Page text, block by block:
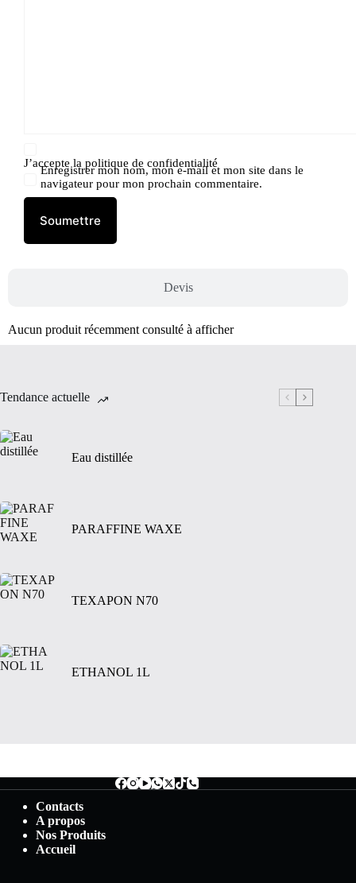
Devis
J’accepte la politique de confidentialité
Enregistrer mon nom, mon e-mail et mon site dans le
navigateur pour mon prochain commentaire.
Soumettre
Aucun produit récemment consulté à afficher
Tendance actuelle
Eau distillée
PARAFFINE WAXE
TEXAPON N70
ETHANOL 1L
Contacts
A propos
Nos Produits
Accueil